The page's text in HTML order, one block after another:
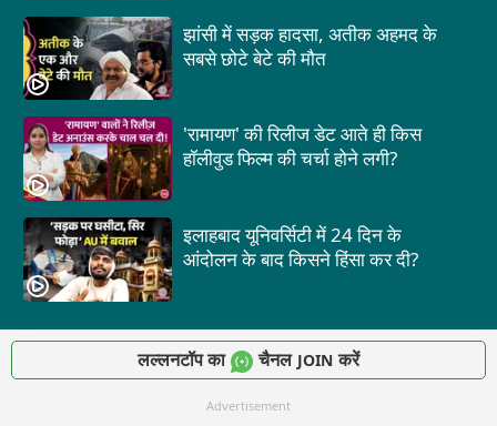
झांसी में सड़क हादसा, अतीक अहमद के
सबसे छोटे बेटे की मौत
'रामायण' की रिलीज डेट आते ही किस
हॉलीवुड फिल्म की चर्चा होने लगी?
इलाहबाद यूनिवर्सिटी में 24 दिन के
आंदोलन के बाद किसने हिंसा कर दी?
लल्लनटॉप का चैनल JOIN करें
Advertisement